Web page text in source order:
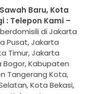
Baru, Kota
: Telepon Kami –
di Jakarta
Pusat, Jakarta
Timur, Jakarta
Bogor, Kabupaten
Tangerang Kota,
Kota Bekasi,